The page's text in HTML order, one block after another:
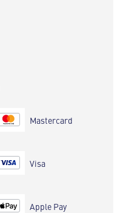
Mastercard
Visa
Apple Pay